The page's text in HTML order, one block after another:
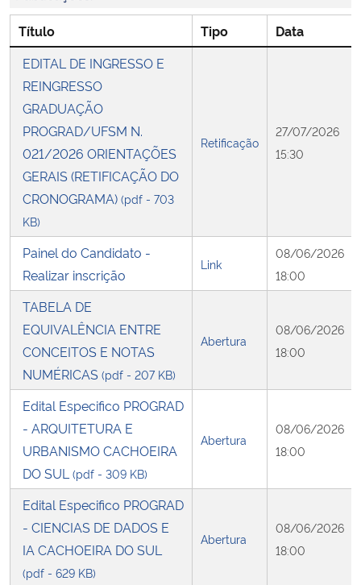
Secretaria-Geral
Secretaria de Governo
Banco Central do Brasil
Planalto
Título Tipo
Data
EDITAL DE INGRESSO E
REINGRESSO
GRADUAÇÃO
PROGRAD/UFSM N.
021/2026 ORIENTAÇÕES
GERAIS (RETIFICAÇÃO DO
CRONOGRAMA) (pdf - 703
KB)
Retificação
27/07/2026
15:30
Painel do Candidato -
Realizar inscrição
Link
08/06/2026
18:00
TABELA DE
EQUIVALÊNCIA ENTRE
CONCEITOS E NOTAS
NUMÉRICAS (pdf - 207 KB)
Abertura
08/06/2026
18:00
Edital Especifico PROGRAD
- ARQUITETURA E
URBANISMO CACHOEIRA
DO SUL(pdf - 309 KB)
Abertura
08/06/2026
18:00
Edital Especifico PROGRAD
- CIENCIAS DE DADOS E
IA CACHOEIRA DO SUL
(pdf - 629 KB)
Abertura
08/06/2026
18:00